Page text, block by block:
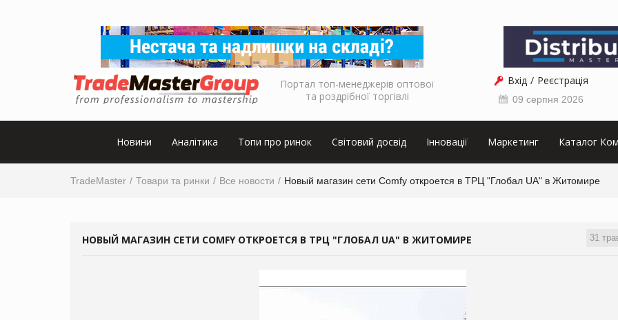
Портал топ-менеджерів оптової
та роздрібної торгівлі
Вхід Реєстрація
09 серпня 2026
Новини Аналітика Топи про ринок Світовий досвід Інновації Маркетинг Каталог
TradeMaster Товари та ринки Все новости Новый магазин сети Comfy откроется в ТРЦ "Глобал UA" в Житомире
31
НОВЫЙ МАГАЗИН СЕТИ COMFY ОТКРОЕТСЯ В ТРЦ "ГЛОБАЛ UA" В ЖИТОМИРЕ